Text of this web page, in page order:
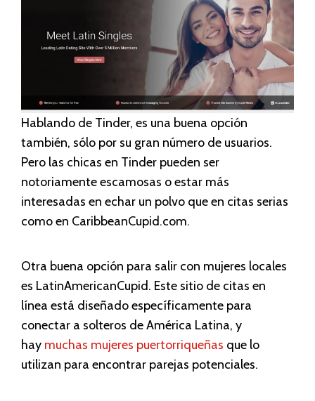
Hablando de Tinder, es una buena opción
también, sólo por su gran número de usuarios.
Pero las chicas en Tinder pueden ser
notoriamente escamosas o estar más
interesadas en echar un polvo que en citas serias
como en CaribbeanCupid.com.
Otra buena opción para salir con mujeres locales
es LatinAmericanCupid. Este sitio de citas en
línea está diseñado específicamente para
conectar a solteros de América Latina, y
hay muchas mujeres puertorriqueñas que lo
utilizan para encontrar parejas potenciales.